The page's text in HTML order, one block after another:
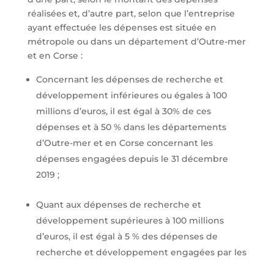
réalisées et, d’autre part, selon que l’entreprise
ayant effectuée les dépenses est située en
métropole ou dans un département d’Outre-mer
et en Corse :
Concernant les dépenses de recherche et
développement inférieures ou égales à 100
millions d’euros, il est égal à 30% de ces
dépenses et à 50 % dans les départements
d’Outre-mer et en Corse concernant les
dépenses engagées depuis le 31 décembre
2019 ;
Quant aux dépenses de recherche et
développement supérieures à 100 millions
d’euros, il est égal à 5 % des dépenses de
recherche et développement engagées par les